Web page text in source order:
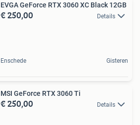
EVGA GeForce RTX 3060 XC Black 12GB
€ 250,00 Details
Enschede Gisteren
MSI GeForce RTX 3060 Ti
€ 250,00 Details